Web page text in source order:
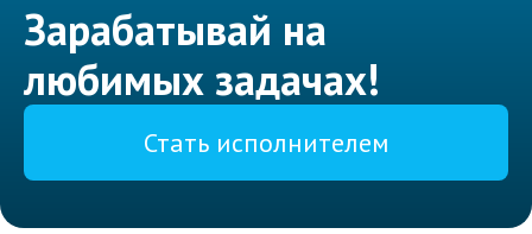
Зарабатывай на
любимых задачах!
Стать исполнителем